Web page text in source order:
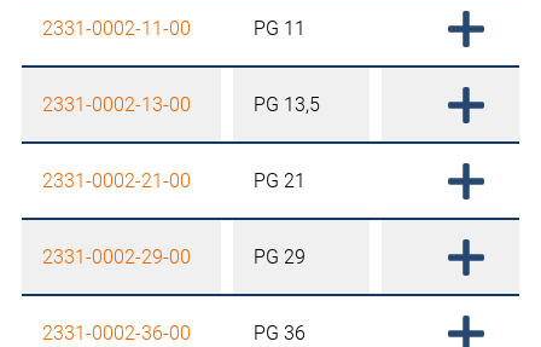
2331-0002-11-00 PG 11
2331-0002-13-00 PG 13,5
2331-0002-21-00 PG 21
2331-0002-29-00 PG 29
2331-0002-36-00 PG 36